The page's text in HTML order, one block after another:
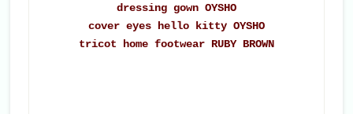
dressing gown OYSHO
cover eyes hello kitty OYSHO
tricot home footwear RUBY BROWN